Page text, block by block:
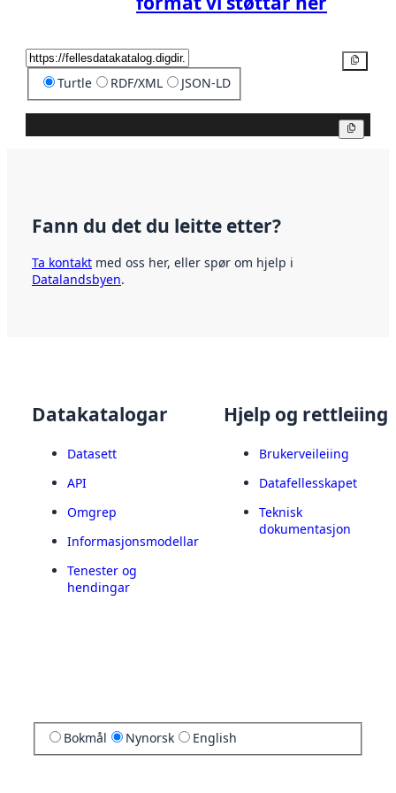
Turtle RDF/XML JSON-LD
Fann du det du leitte etter?
Ta kontakt med oss her, eller spør om hjelp i
Datalandsbyen.
Datakatalogar
Datasett
API
Omgrep
Informasjonsmodellar
Tenester og
hendingar
Hjelp og rettleiing
Brukerveileiing
Datafellesskapet
Teknisk
dokumentasjon
Bokmål Nynorsk English